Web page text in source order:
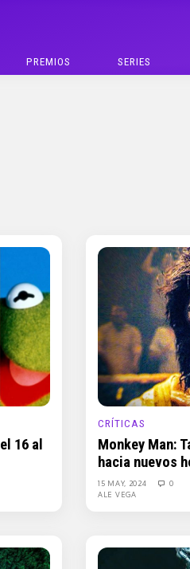
PREMIOS SERIES
16 al
CRÍTICAS
Monkey Man:
hacia nuevos
15 MAY, 2024
0
ALE VEGA